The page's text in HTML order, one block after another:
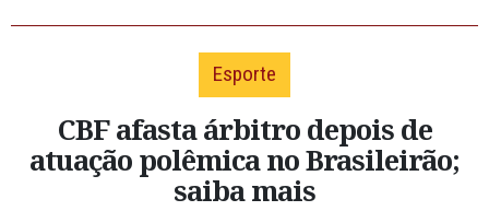
Esporte
CBF afasta árbitro depois de
atuação polêmica no Brasileirão;
saiba mais